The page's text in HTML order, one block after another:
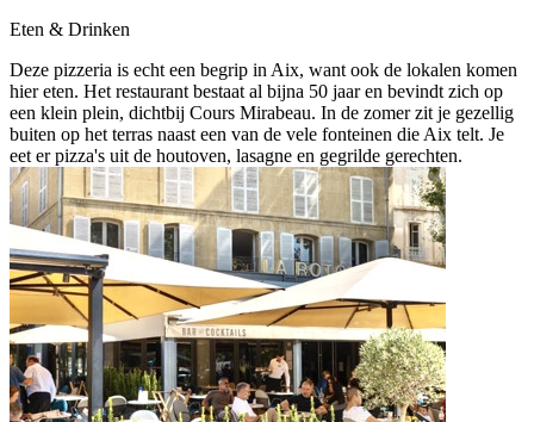
Eten & Drinken
Deze pizzeria is echt een begrip in Aix, want ook de lokalen komen
hier eten. Het restaurant bestaat al bijna 50 jaar en bevindt zich op
een klein plein, dichtbij Cours Mirabeau. In de zomer zit je gezellig
buiten op het terras naast een van de vele fonteinen die Aix telt. Je
eet er pizza's uit de houtoven, lasagne en gegrilde gerechten.